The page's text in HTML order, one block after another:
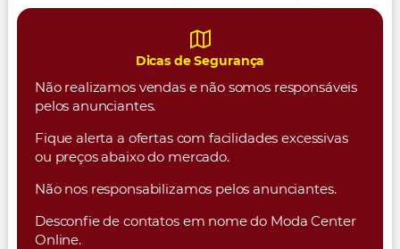
Dicas de Segurança
Não realizamos vendas e não somos responsáveis
pelos anunciantes.
Fique alerta a ofertas com facilidades excessivas
ou preços abaixo do mercado.
Não nos responsabilizamos pelos anunciantes.
Desconfie de contatos em nome do Moda Center
Online.